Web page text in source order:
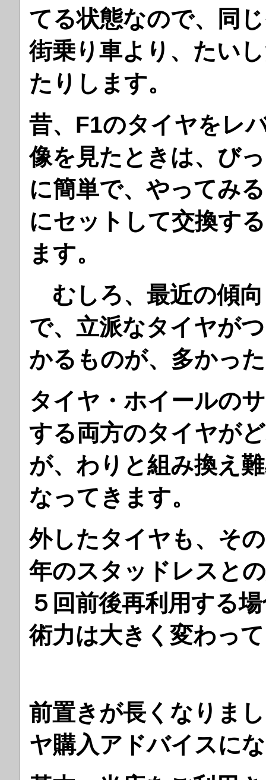
てる状態なので、同
街乗り車より、たい
たりします。
昔、F1のタイヤをレ
像を見たときは、び
に簡単で、やってみ
にセットして交換す
ます。
むしろ、最近の傾
で、立派なタイヤが
かるものが、多かっ
タイヤ・ホイールの
する両方のタイヤが
が、わりと組み換え
なってきます。
外したタイヤも、そ
年のスタッドレスと
５回前後再利用する
術力は大きく変わっ
前置きが長くなりま
ヤ購入アドバイスに